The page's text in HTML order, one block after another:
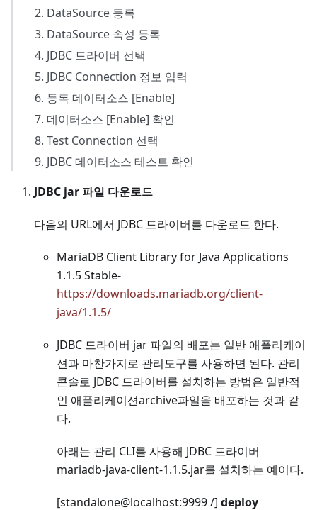
DataSource 등록
DataSource 속성 등록
JDBC 드라이버 선택
JDBC Connection 정보 입력
등록 데이터소스 [Enable]
데이터소스 [Enable] 확인
Test Connection 선택
JDBC 데이터소스 테스트 확인
JDBC jar 파일 다운로드
다음의 URL에서 JDBC 드라이버를 다운로드 한다.
MariaDB Client Library for Java Applications
1.1.5 Stable-
https://downloads.mariadb.org/client-
java/1.1.5/
JDBC 드라이버 jar 파일의 배포는 일반 애플리케이
션과 마찬가지로 관리도구를 사용하면 된다. 관리
콘솔로 JDBC 드라이버를 설치하는 방법은 일반적
인 애플리케이션archive파일을 배포하는 것과 같
다.
아래는 관리 CLI를 사용해 JDBC 드라이버
mariadb-java-client-1.1.5.jar를 설치하는 예이다.
[standalone@localhost:9999 /] deploy